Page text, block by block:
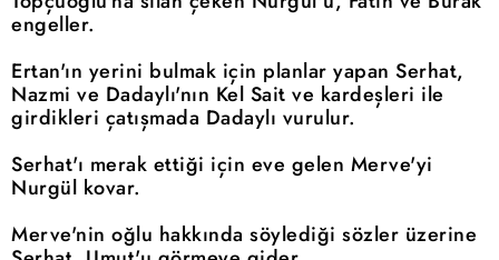
engeller.
Ertan'ın yerini bulmak için planlar yapan Serhat,
Nazmi ve Dadaylı'nın Kel Sait ve kardeşleri ile
girdikleri çatışmada Dadaylı vurulur.
Serhat'ı merak ettiği için eve gelen Merve'yi
Nurgül kovar.
Merve'nin oğlu hakkında söylediği sözler üzerine